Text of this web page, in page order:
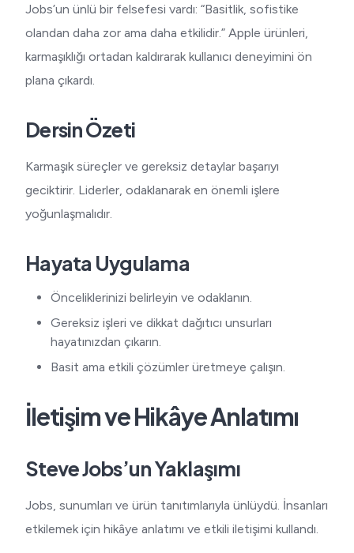
Jobs’un ünlü bir felsefesi vardı: “Basitlik, sofistike
olandan daha zor ama daha etkilidir.” Apple ürünleri,
karmaşıklığı ortadan kaldırarak kullanıcı deneyimini ön
plana çıkardı.
Dersin Özeti
Karmaşık süreçler ve gereksiz detaylar başarıyı
geciktirir. Liderler, odaklanarak en önemli işlere
yoğunlaşmalıdır.
Hayata Uygulama
Önceliklerinizi belirleyin ve odaklanın.
Gereksiz işleri ve dikkat dağıtıcı unsurları
hayatınızdan çıkarın.
Basit ama etkili çözümler üretmeye çalışın.
İletişim ve Hikâye Anlatımı
Steve Jobs’un Yaklaşımı
Jobs, sunumları ve ürün tanıtımlarıyla ünlüydü. İnsanları
etkilemek için hikâye anlatımı ve etkili iletişimi kullandı.